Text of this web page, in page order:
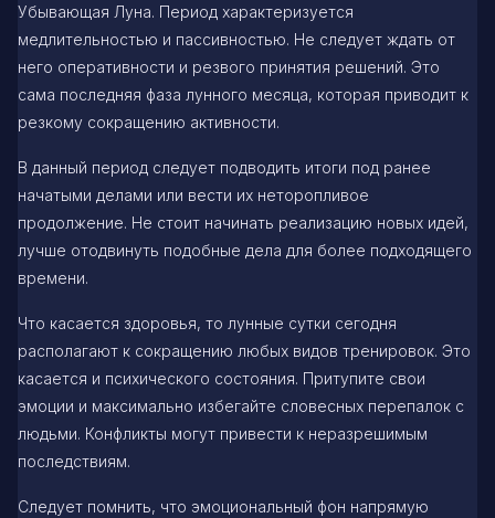
Убывающая Луна. Период характеризуется
медлительностью и пассивностью. Не следует ждать от
него оперативности и резвого принятия решений. Это
сама последняя фаза лунного месяца, которая приводит к
резкому сокращению активности.
В данный период следует подводить итоги под ранее
начатыми делами или вести их неторопливое
продолжение. Не стоит начинать реализацию новых идей,
лучше отодвинуть подобные дела для более подходящего
времени.
Что касается здоровья, то лунные сутки сегодня
располагают к сокращению любых видов тренировок. Это
касается и психического состояния. Притупите свои
эмоции и максимально избегайте словесных перепалок с
людьми. Конфликты могут привести к неразрешимым
последствиям.
Следует помнить, что эмоциональный фон напрямую